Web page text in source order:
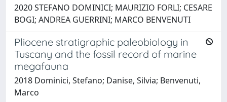
2020 STEFANO DOMINICI; MAURIZIO FORLI; CESARE
BOGI; ANDREA GUERRINI; MARCO BENVENUTI
Pliocene stratigraphic paleobiology in
Tuscany and the fossil record of marine
megafauna
2018 Dominici, Stefano; Danise, Silvia; Benvenuti,
Marco